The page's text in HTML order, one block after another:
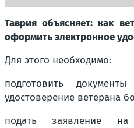
Таврия объясняет: как
оформить электронное
Для этого необходимо:
подготовить
удостоверение ветерана
подать заявление на